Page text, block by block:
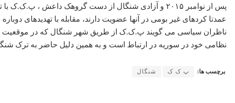
پس از نوامبر ۲۰۱۵ و آزادی شنگال از دست گروهک داعش
عمدتا کردهای غیر بومی در آنها عضویت دارند، مقابله با تهدیدهای
ناظران سیاسی می گویند پ.ک.ک از طریق شهر شنگال که در موقعیت
نظامی خود در سوریه در ارتباط است و به همین دلیل حاضر به ترک
برچسب ها: پ ک ک شنگال